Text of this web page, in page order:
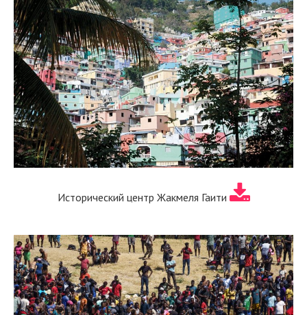
Исторический центр Жакмеля Гаити